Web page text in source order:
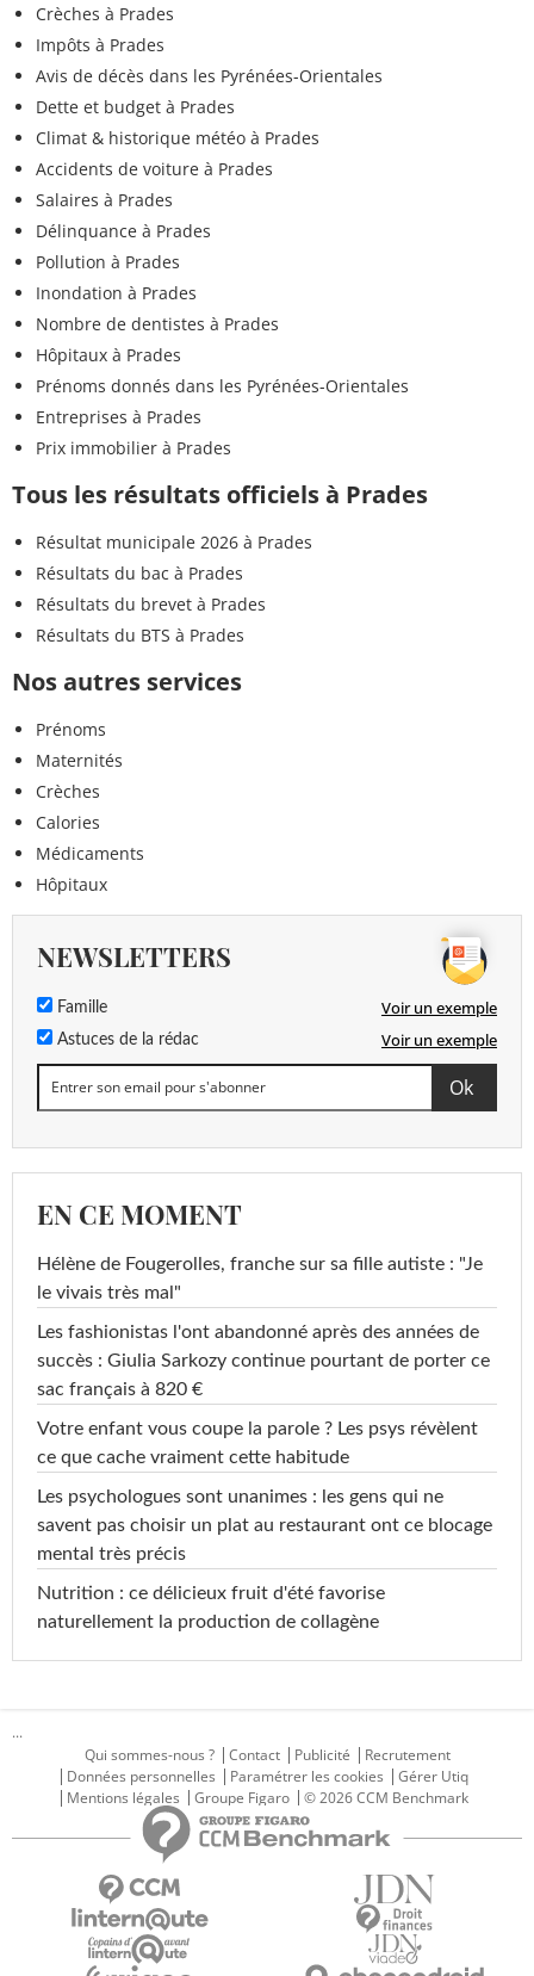
Crèches à Prades
Impôts à Prades
Avis de décès dans les Pyrénées-Orientales
Dette et budget à Prades
Climat & historique météo à Prades
Accidents de voiture à Prades
Salaires à Prades
Délinquance à Prades
Pollution à Prades
Inondation à Prades
Nombre de dentistes à Prades
Hôpitaux à Prades
Prénoms donnés dans les Pyrénées-Orientales
Entreprises à Prades
Prix immobilier à Prades
Tous les résultats officiels à Prades
Résultat municipale 2026 à Prades
Résultats du bac à Prades
Résultats du brevet à Prades
Résultats du BTS à Prades
Nos autres services
Prénoms
Maternités
Crèches
Calories
Médicaments
Hôpitaux
NEWSLETTERS
Famille Voir un exemple
Astuces de la rédac Voir un exemple
EN CE MOMENT
Hélène de Fougerolles, franche sur sa fille autiste : "Je
le vivais très mal"
Les fashionistas l'ont abandonné après des années de
succès : Giulia Sarkozy continue pourtant de porter ce
sac français à 820 €
Votre enfant vous coupe la parole ? Les psys révèlent
ce que cache vraiment cette habitude
Les psychologues sont unanimes : les gens qui ne
savent pas choisir un plat au restaurant ont ce blocage
mental très précis
Nutrition : ce délicieux fruit d'été favorise
naturellement la production de collagène
...
Qui sommes-nous ?
Contact Publicité
Recrutement
Données personnelles
Paramétrer les cookies
Gérer Utiq
Mentions légales
Groupe Figaro © 2026 CCM Benchmark